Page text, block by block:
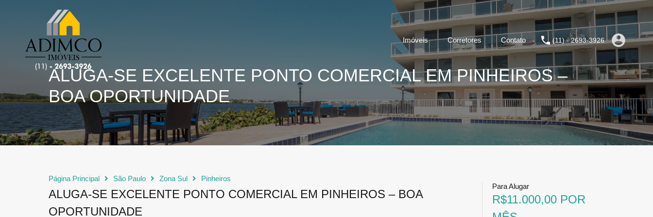
Imóveis Corretores Contato (11) - 2693-3926
ALUGA-SE EXCELENTE PONTO COMERCIAL EM PINHEIROS –
BOA OPORTUNIDADE
Página Principal São Paulo Zona Sul Pinheiros
ALUGA-SE EXCELENTE PONTO COMERCIAL EM PINHEIROS – BOA
OPORTUNIDADE
Para Alugar
R$11.000,00 POR